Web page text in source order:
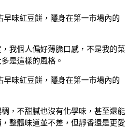
我個人偏好薄脆口感，不是我的菜
是這樣的風格。
，不甜膩也沒有化學味，甚至還能
整體味道並不差，但靜香還是更愛